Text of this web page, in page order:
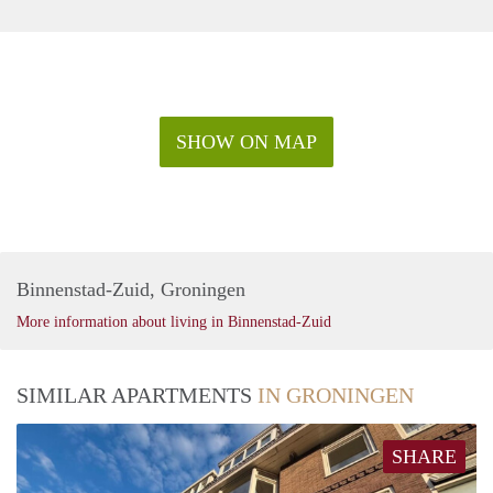
SHOW ON MAP
Binnenstad-Zuid, Groningen
More information about living in Binnenstad-Zuid
SIMILAR APARTMENTS IN GRONINGEN
SHARE